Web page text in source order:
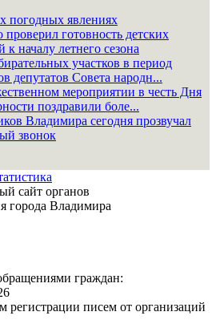
погодных явлениях
проверил готовность детских
к началу летнего сезона
участков в период
депутатов Совета народн...
мероприятии в честь Дня
поздравили боле...
Владимира сегодня прозвучал
звонок
сайт органов
города Владимира
граждан:
писем от организаций